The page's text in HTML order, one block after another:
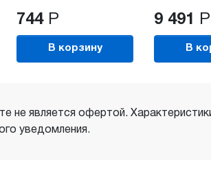
744 Р
В корзину
9 491 Р
В
не является офертой.
уведомления.